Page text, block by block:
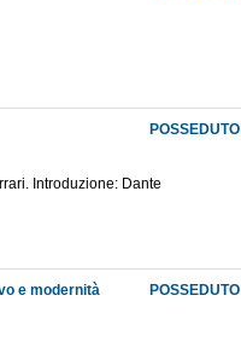
POSSEDUTO
Introduzione: Dante
POSSEDUTO
e modernità